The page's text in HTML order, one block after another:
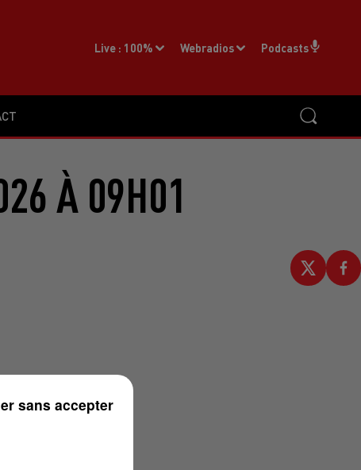
Live : 100% Webradios Podcasts
À 09H01
sans accepter